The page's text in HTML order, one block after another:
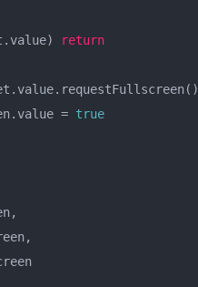
return
=
true